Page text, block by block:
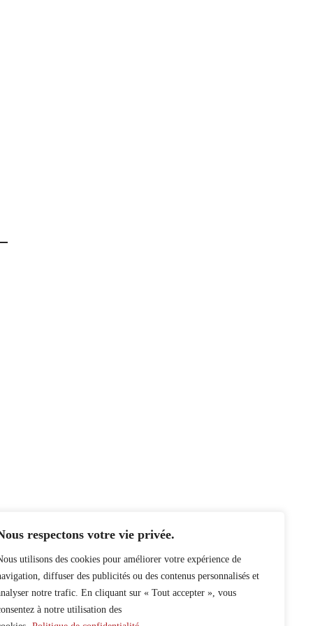
respectons votre vie privée.
utilisons des cookies pour améliorer votre expérience de
diffuser des publicités ou des contenus personnalisés et
notre trafic. En cliquant sur « Tout accepter », vous
à notre utilisation des